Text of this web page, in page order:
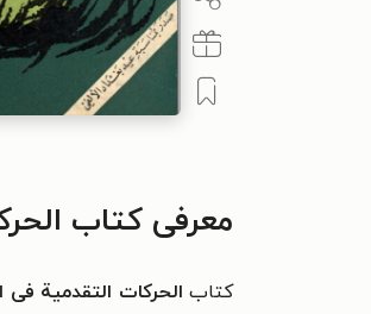
معرفی کتاب
کتاب الحرکات التقدمیة فی